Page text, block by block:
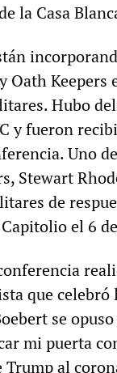
la Casa
Oath
Hubo
y fueron
Uno
Stewart
de
el 6
que celebró
se
mi puerta
al